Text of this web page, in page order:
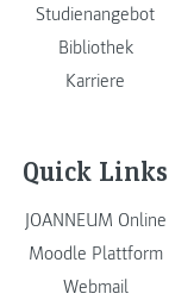
Studienangebot
Bibliothek
Karriere
Quick Links
JOANNEUM Online
Moodle Plattform
Webmail